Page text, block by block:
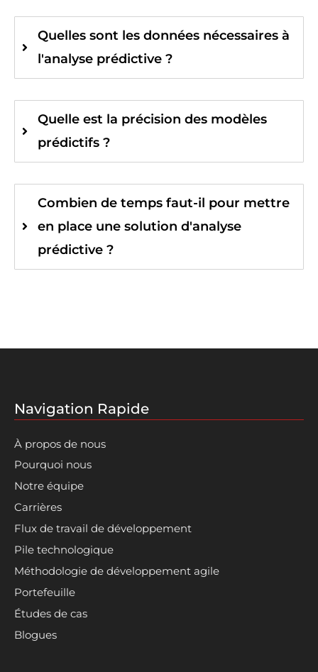
Quelles sont les données nécessaires à
l'analyse prédictive ?
Quelle est la précision des modèles
prédictifs ?
Combien de temps faut-il pour mettre
en place une solution d'analyse
prédictive ?
Navigation Rapide
À propos de nous
Pourquoi nous
Notre équipe
Carrières
Flux de travail de développement
Pile technologique
Méthodologie de développement agile
Portefeuille
Études de cas
Blogues